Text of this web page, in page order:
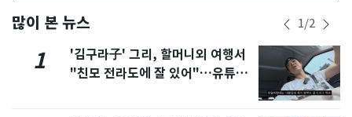
많이 본 뉴스 1/2
1
'김구라子' 그리, 할머니외 여행서
"친모 전라도에 잘 있어"…유튜브